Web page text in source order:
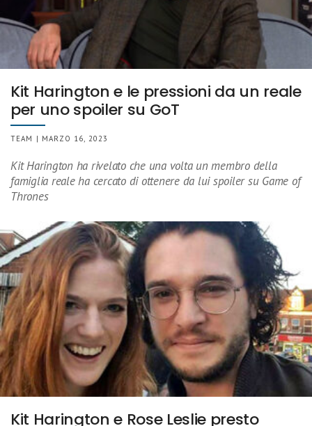
Kit Harington e le pressioni da un reale
per uno spoiler su GoT
TEAM | MARZO 16, 2023
Kit Harington ha rivelato che una volta un membro della
famiglia reale ha cercato di ottenere da lui spoiler su Game of
Thrones
Kit Harington e Rose Leslie presto